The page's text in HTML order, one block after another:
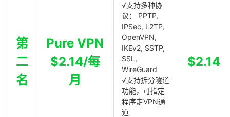
第
二
名
Pure VPN
$2.14/每
月
√支持多种协
议： PPTP,
IPSec, L2TP,
OpenVPN,
IKEv2, SSTP,
SSL,
WireGuard
√支持拆分隧道
功能，可指定
程序走VPN通
道
$2.14